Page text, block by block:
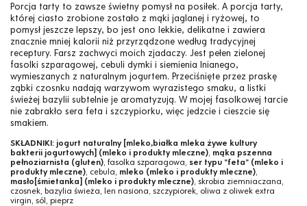
Porcja tarty to zawsze świetny pomysł na posiłek. A porcja tarty,
której ciasto zrobione zostało z mąki jaglanej i ryżowej, to
pomysł jeszcze lepszy, bo jest ono lekkie, delikatne i zawiera
znacznie mniej kalorii niż przyrządzone według tradycyjnej
receptury. Farsz zachwyci moich zjadaczy. Jest pełen zielonej
fasolki szparagowej, cebuli dymki i siemienia lnianego,
wymieszanych z naturalnym jogurtem. Przeciśnięte przez praskę
ząbki czosnku nadają warzywom wyrazistego smaku, a listki
świeżej bazylii subtelnie je aromatyzują. W mojej fasolkowej tarcie
nie zabrakło sera feta i szczypiorku, więc jedzcie i cieszcie się
smakiem.
SKŁADNIKI: jogurt naturalny [mleko,białka mleka żywe kultury
bakterii jogurtowych] (mleko i produkty mleczne), mąka pszenna
pełnoziarnista (gluten), fasolka szparagowa, ser typu "feta" (mleko i
produkty mleczne), cebula, mleko (mleko i produkty mleczne),
masło[śmietanka] (mleko i produkty mleczne), skrobia ziemniaczana,
czosnek, bazylia świeża, len nasiona, szczypiorek, oliwa z oliwek extra
virgin, sól, pieprz